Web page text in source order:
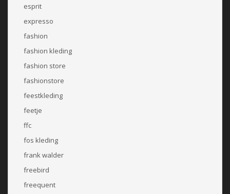
esprit
expresso
fashion
fashion kleding
fashion store
fashionstore
feestkleding
feetje
ffc
fos kleding
frank walder
freebird
freequent